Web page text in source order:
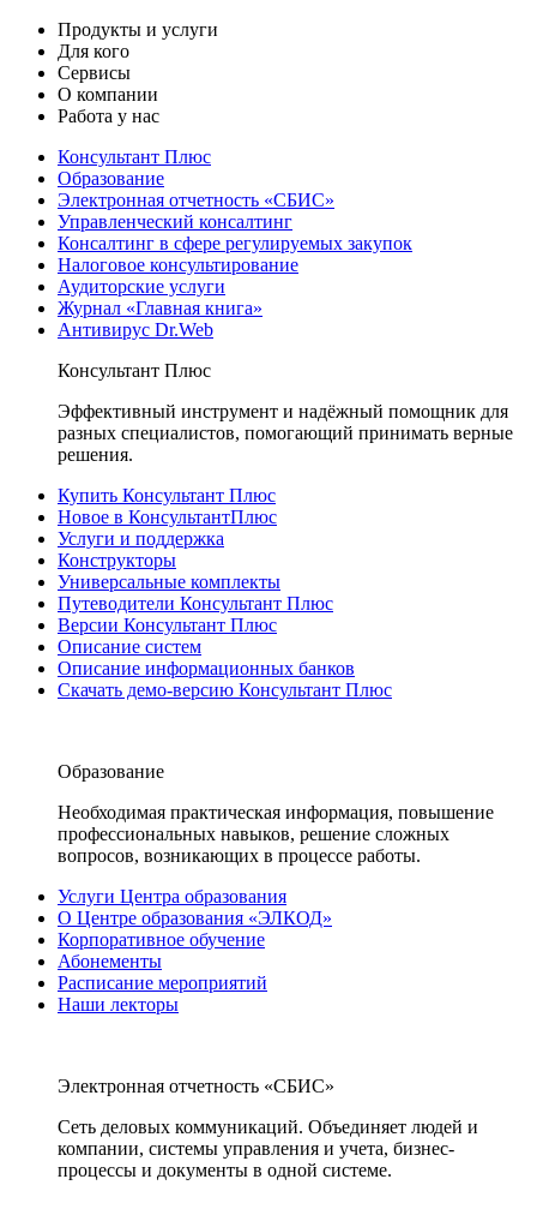
Продукты и услуги
Для кого
Сервисы
О компании
Работа у нас
Консультант Плюс
Образование
Электронная отчетность «СБИС»
Управленческий консалтинг
Консалтинг в сфере регулируемых закупок
Налоговое консультирование
Аудиторские услуги
Журнал «Главная книга»
Антивирус Dr.Web
Консультант Плюс
Эффективный инструмент и надёжный помощник для
разных специалистов, помогающий принимать верные
решения.
Купить Консультант Плюс
Новое в КонсультантПлюс
Услуги и поддержка
Конструкторы
Универсальные комплекты
Путеводители Консультант Плюс
Версии Консультант Плюс
Описание систем
Описание информационных банков
Скачать демо-версию Консультант Плюс
Образование
Необходимая практическая информация, повышение
профессиональных навыков, решение сложных
вопросов, возникающих в процессе работы.
Услуги Центра образования
О Центре образования «ЭЛКОД»
Корпоративное обучение
Абонементы
Расписание мероприятий
Наши лекторы
Электронная отчетность «СБИС»
Сеть деловых коммуникаций. Объединяет людей и
компании, системы управления и учета, бизнес-
процессы и документы в одной системе.